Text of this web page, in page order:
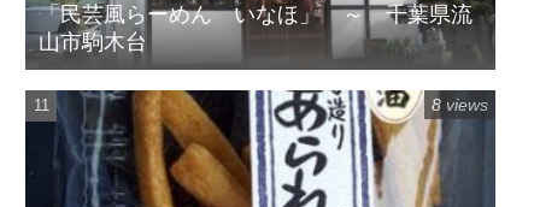
「民芸風らーめん いなほ」 ～ 千葉県流
山市駒木台
8 views